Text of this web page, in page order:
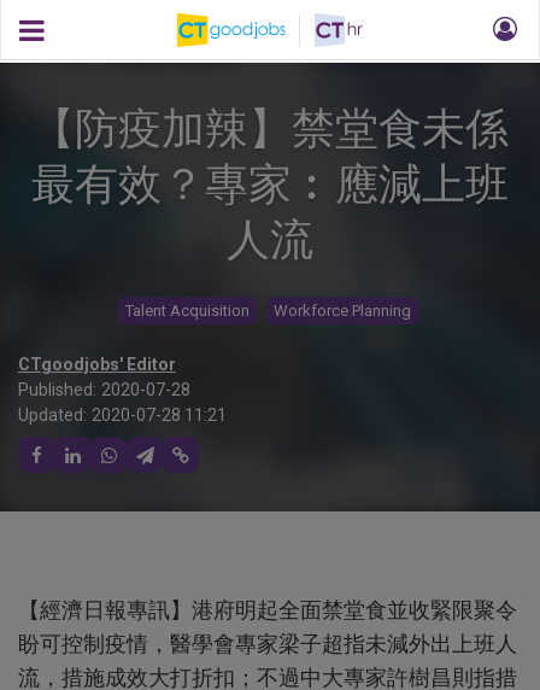
【防疫加辣】禁堂食未係
最有效？專家︰應減上班
人流
Talent Acquisition Workforce Planning
CTgoodjobs' Editor
Published: 2020-07-28
Updated: 2020-07-28 11:21
【經濟日報專訊】港府明起全面禁堂食並收緊限聚令
盼可控制疫情，醫學會專家梁子超指未減外出上班人
流，措施成效大打折扣；不過中大專家許樹昌則指措